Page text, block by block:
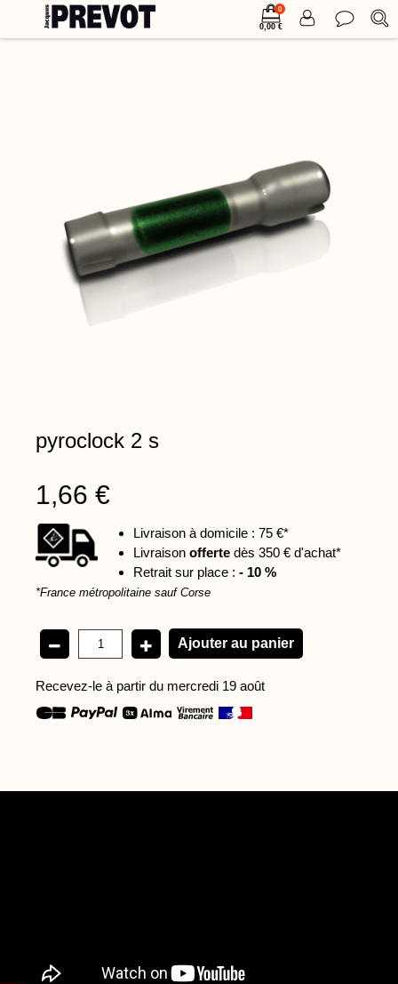
0
0,00 €
pyroclock 2 s
1,66 €
Livraison à domicile : 75 €*
Livraison offerte dès 350 € d'achat*
Retrait sur place : - 10 %
*France métropolitaine sauf Corse
Recevez-le à partir du mercredi 19 août